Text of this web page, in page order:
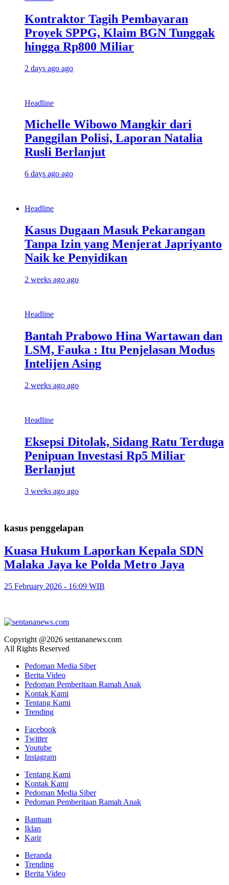
Kontraktor Tagih Pembayaran
Proyek SPPG, Klaim BGN Tunggak
hingga Rp800 Miliar
2 days ago ago
Headline
Michelle Wibowo Mangkir dari
Panggilan Polisi, Laporan Natalia
Rusli Berlanjut
6 days ago ago
Headline
Kasus Dugaan Masuk Pekarangan
Tanpa Izin yang Menjerat Japriyanto
Naik ke Penyidikan
2 weeks ago ago
Headline
Bantah Prabowo Hina Wartawan dan
LSM, Fauka : Itu Penjelasan Modus
Intelijen Asing
2 weeks ago ago
Headline
Eksepsi Ditolak, Sidang Ratu Terduga
Penipuan Investasi Rp5 Miliar
Berlanjut
3 weeks ago ago
kasus penggelapan
Kuasa Hukum Laporkan Kepala SDN
Malaka Jaya ke Polda Metro Jaya
25 February 2026 - 16:09 WIB
Copyright @2026 sentananews.com
All Rights Reserved
Pedoman Media Siber
Berita Video
Pedoman Pemberitaan Ramah Anak
Kontak Kami
Tentang Kami
Trending
Facebook
Twitter
Youtube
Instagram
Tentang Kami
Kontak Kami
Pedoman Media Siber
Pedoman Pemberitaan Ramah Anak
Bantuan
Iklan
Karir
Beranda
Trending
Berita Video